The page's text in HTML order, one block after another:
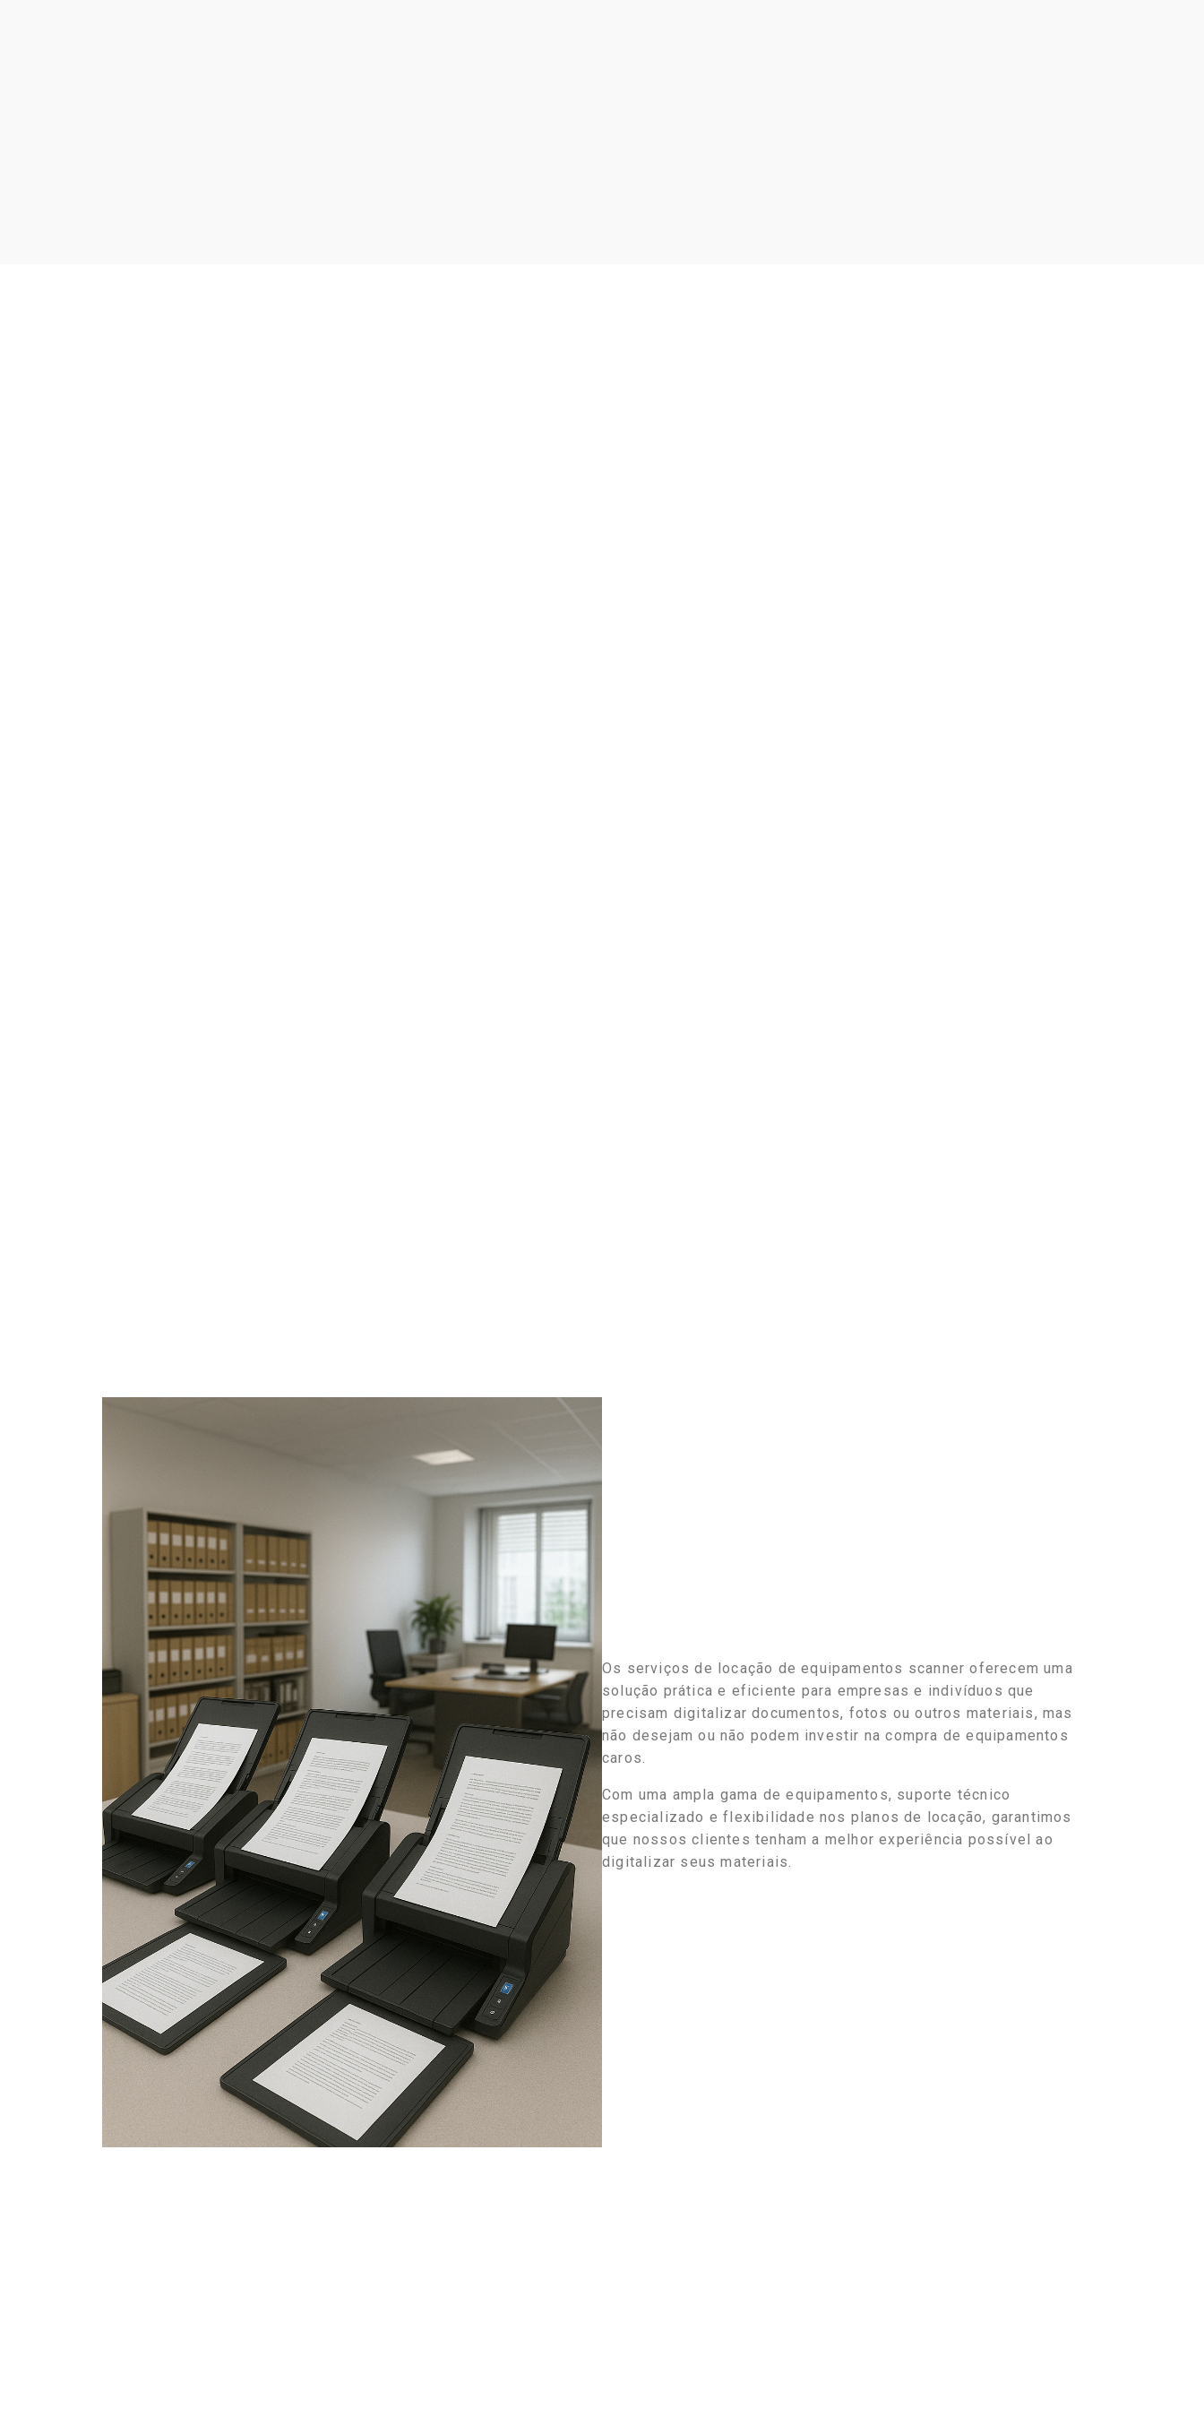
Os serviços de locação de equipamentos scanner oferecem uma
solução prática e eficiente para empresas e indivíduos que
precisam digitalizar documentos, fotos ou outros materiais, mas
não desejam ou não podem investir na compra de equipamentos
caros.
Com uma ampla gama de equipamentos, suporte técnico
especializado e flexibilidade nos planos de locação, garantimos
que nossos clientes tenham a melhor experiência possível ao
digitalizar seus materiais.